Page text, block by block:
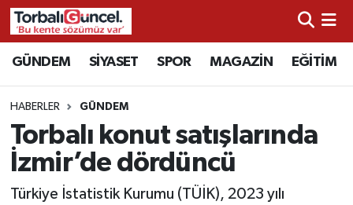
GÜNDEM SİYASET SPOR MAGAZİN EĞİTİM
HABERLER GÜNDEM
Torbalı konut satışlarında
İzmir’de dördüncü
Türkiye İstatistik Kurumu (TÜİK), 2023 yılı
İzmir Nöbetçi Eczaneler
İzmir Hava Durumu
İzmir Namaz Vakitleri